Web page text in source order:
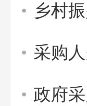
乡村
采购
政府